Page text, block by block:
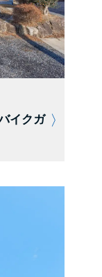
イクガ